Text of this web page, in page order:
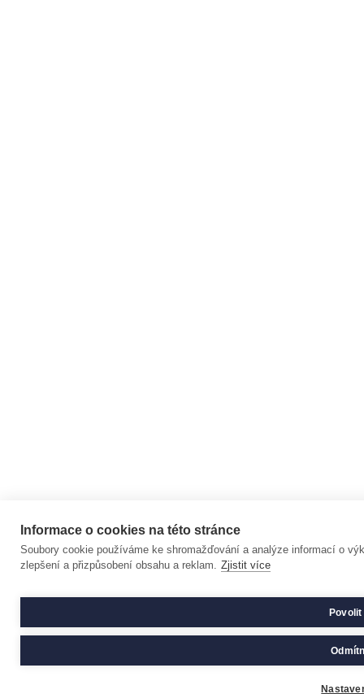
Informace o cookies na této stránce
Soubory cookie používáme ke shromažďování a analýze informací o
zlepšení a přizpůsobení obsahu a reklam. Zjistit více